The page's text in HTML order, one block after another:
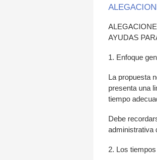
AYUDAS
1. Enfoque
La propuesta
presenta una
tiempo
Debe
administrativa
2. Los